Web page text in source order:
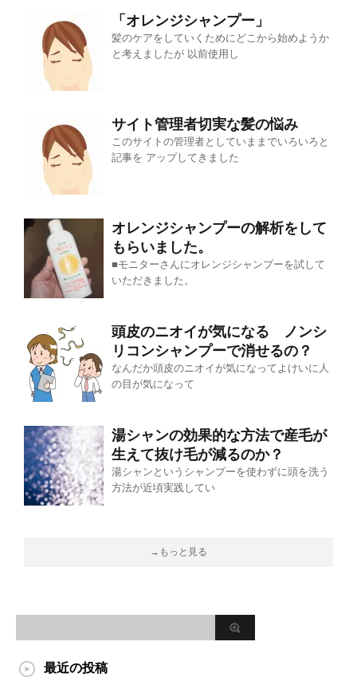
「オレンジシャンプー」
髪のケアをしていくためにどこから始めようか
と考えましたが 以前使用し
サイト管理者切実な髪の悩み
このサイトの管理者としていままでいろいろと
記事を アップしてきました
オレンジシャンプーの解析をして
もらいました。
■モニターさんにオレンジシャンプーを試して
いただきました。
頭皮のニオイが気になる ノンシ
リコンシャンプーで消せるの？
なんだか頭皮のニオイが気になってよけいに人
の目が気になって
湯シャンの効果的な方法で産毛が
生えて抜け毛が減るのか？
湯シャンというシャンプーを使わずに頭を洗う
方法が近頃実践してい
→もっと見る
最近の投稿